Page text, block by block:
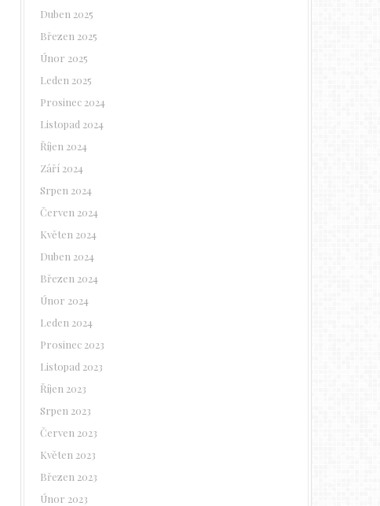
Duben 2025
Březen 2025
Únor 2025
Leden 2025
Prosinec 2024
Listopad 2024
Říjen 2024
Září 2024
Srpen 2024
Červen 2024
Květen 2024
Duben 2024
Březen 2024
Únor 2024
Leden 2024
Prosinec 2023
Listopad 2023
Říjen 2023
Srpen 2023
Červen 2023
Květen 2023
Březen 2023
Únor 2023